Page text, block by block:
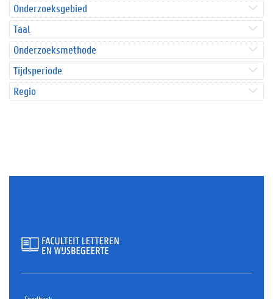
Onderzoeksgebied
Taal
Onderzoeksmethode
Tijdsperiode
Regio